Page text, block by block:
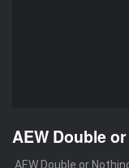
AEW Double
AEW Double or